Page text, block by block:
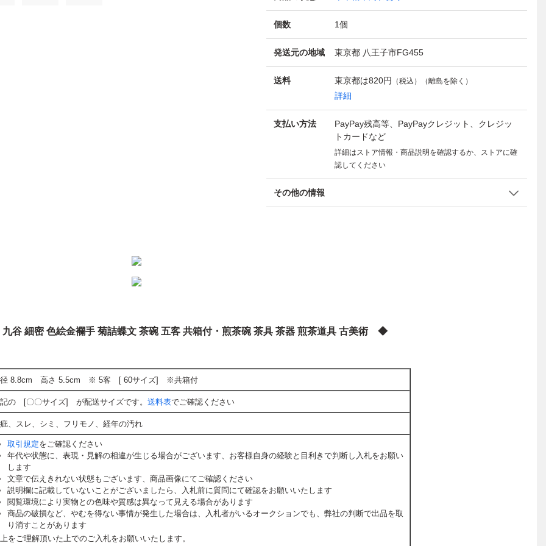
個数 1個
発送元の地域 東京都 八王子市FG455
送料 東京都は820円 （税込）（離島を除く）
詳細
支払い方法
PayPay残高等、PayPayクレジット、クレジッ
トカードなど
詳細はストア情報・商品説明を確認するか、ストアに確
認してください
その他の情報